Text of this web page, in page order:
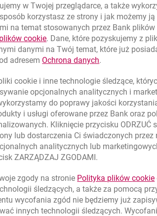
w Twojej przeglądarce, a także
korzystasz ze strony i jak możemy
na temat stosowanych przez Bank plików
cookielink otwiera się w nowym oknie
. Dane, które pozyskujemy z
danymi na Twój temat, które już
adresem Ochrona danych.
cookie i inne technologie śledzące,
opcjonalnych analitycznych i
do poprawy jakości
i usługi oferowane przez Bank oraz
Kliknięcie przycisku ODRZUĆ
lub dostarczenia Ci świadczonych przez
analitycznych lub
ZARZĄDZAJ ZGODAMI.
zgody na stronie Polityka plikówcookie
śledzących, a także za pomocą
wycofania zgód nie będziemy już
innych technologii śledzących.